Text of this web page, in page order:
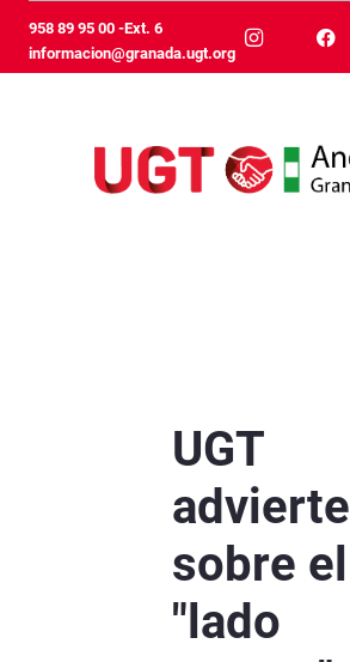
Hoppa till huvudinnehåll
958 89 95 00 -Ext. 6
informacion@granada.ugt.org
UGT
advierte
sobre el
"lado